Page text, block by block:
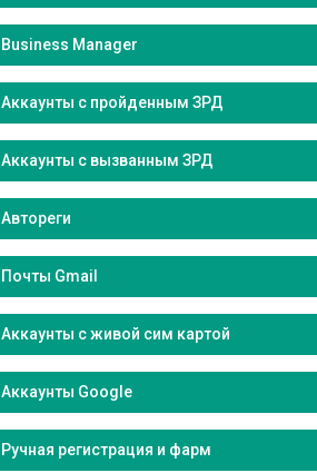
Business Manager
Аккаунты с пройденным ЗРД
Аккаунты с вызванным ЗРД
Автореги
Почты Gmail
Аккаунты с живой сим картой
Аккаунты Google
Ручная регистрация и фарм